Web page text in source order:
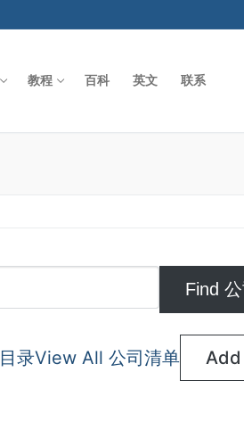
教程 百科 英文 联系
目录View All 公司清单 Add